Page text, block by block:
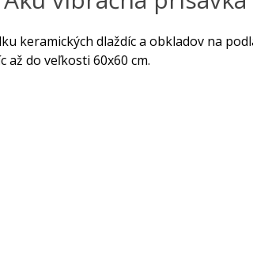
keramických dlaždíc a obkladov na
až do veľkosti 60x60 cm.